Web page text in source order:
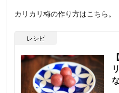
カリカリ梅の作り方はこちら。
レシピ